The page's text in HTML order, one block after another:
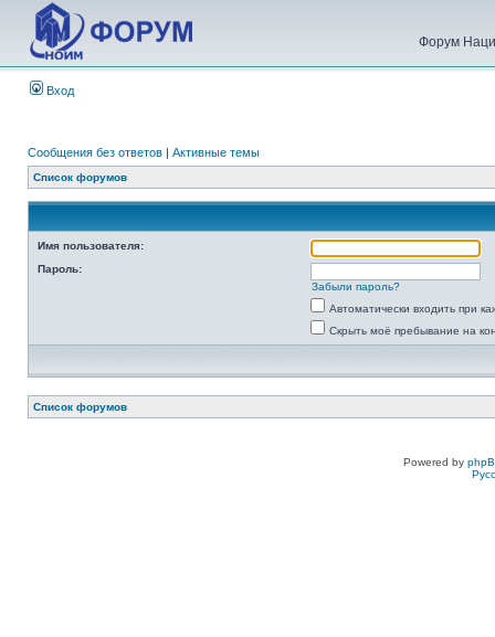
Форум
Вход
Сообщения без ответов | Активные темы
Список форумов
Имя пользователя:
Пароль:
Забыли пароль?
Автоматически входить при
Скрыть моё пребывание на
Список форумов
Powered by